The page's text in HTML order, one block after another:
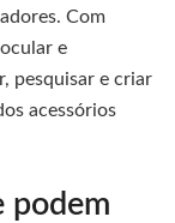
Com
e
pesquisar e criar
acessórios
podem